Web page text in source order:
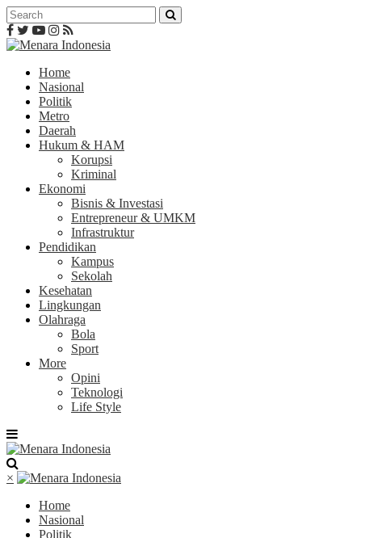
Home
Nasional
Politik
Metro
Daerah
Hukum & HAM
Korupsi
Kriminal
Ekonomi
Bisnis & Investasi
Entrepreneur & UMKM
Infrastruktur
Pendidikan
Kampus
Sekolah
Kesehatan
Lingkungan
Olahraga
Bola
Sport
More
Opini
Teknologi
Life Style
×
Home
Nasional
Politik